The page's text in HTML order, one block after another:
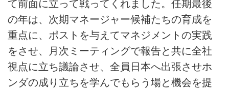
て前面に立って戦ってくれました。任期最後
の年は、次期マネージャー候補たちの育成を
重点に、ポストを与えてマネジメントの実践
をさせ、月次ミーティングで報告と共に全社
視点に立ち議論させ、全員日本へ出張させホ
ンダの成り立ちを学んでもらう場と機会を提